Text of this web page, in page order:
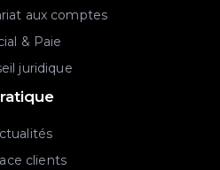
aux comptes
& Paie
juridique
clients